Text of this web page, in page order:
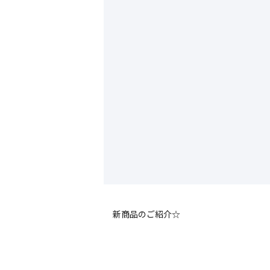
新商品のご紹介☆